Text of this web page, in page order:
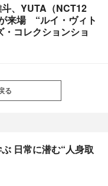
、YUTA（NCT12
来場 “ルイ・ヴィト
コレクションショ
る
日常に潜む“人身取